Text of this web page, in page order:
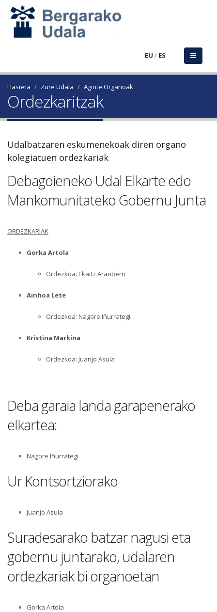
EU / ES
Hasiera Zure Udala Aginte Organoak
Ordezkaritzak
Udalbatzaren eskumenekoak diren organo
kolegiatuen ordezkariak
Debagoieneko Udal Elkarte edo
Mankomunitateko Gobernu Junta
ORDEZKARIAK
Gorka Artola
Ordezkoa: Ekaitz Aranberri
Ainhoa Lete
Ordezkoa: Nagore Iñurrategi
Kristina Markina
Ordezkoa: Juanjo Asula
Deba garaia landa garapenerako
elkartea:
Nagore Iñurrategi
Ur Kontsortziorako
Juanjo Asula
Suradesarako batzar nagusi eta
gobernu juntarako, udalaren
ordezkariak bi organoetan
Gorka Artola